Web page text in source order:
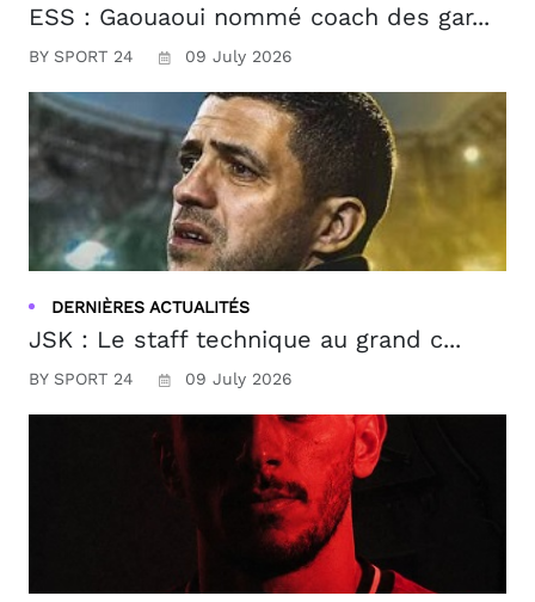
ESS : Gaouaoui nommé coach des gar...
BY SPORT 24 09 July 2026
DERNIÈRES ACTUALITÉS
JSK : Le staff technique au grand c...
BY SPORT 24 09 July 2026